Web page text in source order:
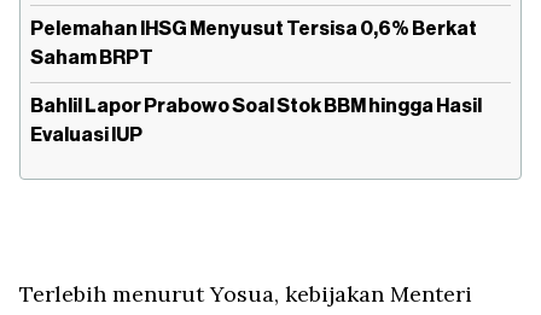
Pelemahan IHSG Menyusut Tersisa 0,6% Berkat
Saham BRPT
Bahlil Lapor Prabowo Soal Stok BBM hingga Hasil
Evaluasi IUP
Terlebih menurut Yosua, kebijakan Menteri